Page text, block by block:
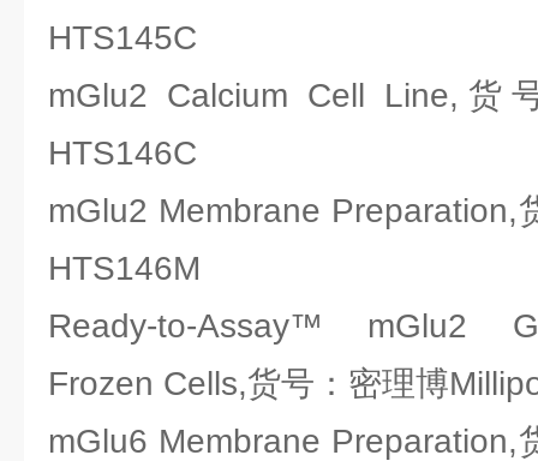
HTS145C
mGlu2 Calcium Cell Line,货
HTS146C
mGlu2 Membrane Preparation,
HTS146M
Ready-to-Assay™ mGlu2
Frozen Cells,货号：密理博
mGlu6 Membrane Preparation,